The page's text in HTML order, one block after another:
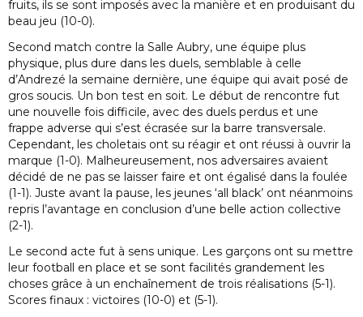
fruits, ils se sont imposés avec la manière et en produisant du
beau jeu (10-0).
Second match contre la Salle Aubry, une équipe plus
physique, plus dure dans les duels, semblable à celle
d’Andrezé la semaine dernière, une équipe qui avait posé de
gros soucis. Un bon test en soit. Le début de rencontre fut
une nouvelle fois difficile, avec des duels perdus et une
frappe adverse qui s’est écrasée sur la barre transversale.
Cependant, les choletais ont su réagir et ont réussi à ouvrir la
marque (1-0). Malheureusement, nos adversaires avaient
décidé de ne pas se laisser faire et ont égalisé dans la foulée
(1-1). Juste avant la pause, les jeunes ‘all black’ ont néanmoins
repris l’avantage en conclusion d’une belle action collective
(2-1).
Le second acte fut à sens unique. Les garçons ont su mettre
leur football en place et se sont facilités grandement les
choses grâce à un enchaînement de trois réalisations (5-1).
Scores finaux : victoires (10-0) et (5-1).